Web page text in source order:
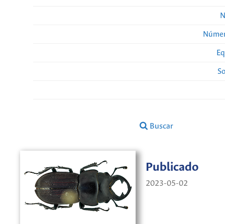
Buscar
Publicado
2023-05-02